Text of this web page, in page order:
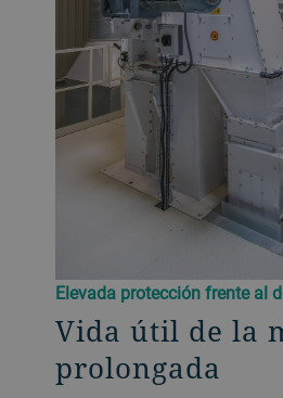
Elevada protección frente al
Vida útil de la
prolongada